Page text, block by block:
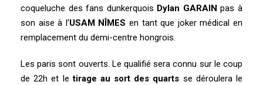
coqueluche des fans dunkerquois Dylan GARAIN pas à
son aise à l’USAM NÎMES en tant que joker médical en
remplacement du demi-centre hongrois.
Les paris sont ouverts. Le qualifié sera connu sur le coup
de 22h et letirage au sort des quarts se déroulera le